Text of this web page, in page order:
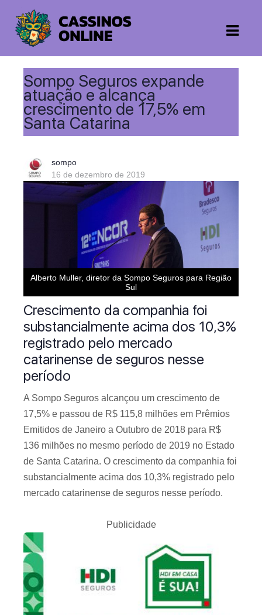
Sompo Seguros expande
atuação e alcança
crescimento de 17,5% em
Santa Catarina
sompo
16 de dezembro de 2019
Alberto Muller, diretor da Sompo Seguros para Região
Sul
Crescimento da companhia foi
substancialmente acima dos 10,3%
registrado pelo mercado
catarinense de seguros nesse
período
A Sompo Seguros alcançou um crescimento de
17,5% e passou de R$ 115,8 milhões em Prêmios
Emitidos de Janeiro a Outubro de 2018 para R$
136 milhões no mesmo período de 2019 no Estado
de Santa Catarina. O crescimento da companhia foi
substancialmente acima dos 10,3% registrado pelo
mercado catarinense de seguros nesse período.
Publicidade